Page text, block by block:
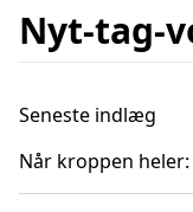
Nyt-tag-
Seneste indlæg
Når kroppen